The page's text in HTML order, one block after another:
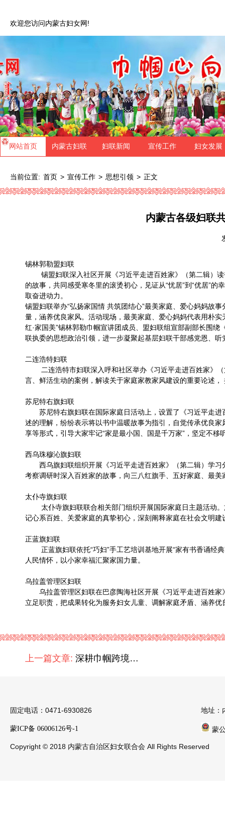
欢迎您访问内蒙古妇女网!
网站首页 内蒙古妇联 妇联新闻 宣传工作 妇女发展
当前位置: 首页 > 宣传工作 > 思想引领 > 正文
内蒙古各级妇联
锡林郭勒盟妇联
锡盟妇联深入社区开展《习近平走进百姓家》（第二辑）读
的故事，共同感受寒冬里的滚烫初心，见证从“忧居”到“优居”
取奋进动力。
锡盟妇联举办“弘扬家国情 共筑团结心”最美家庭、爱心妈妈故
量，涵养优良家风。活动现场，最美家庭、爱心妈妈代表用朴
红·家国美”锡林郭勒巾帼宣讲团成员、盟妇联组宣部副部长围
联执委的思想政治引领，进一步凝聚起基层妇联干部感党恩、
二连浩特妇联
二连浩特市妇联深入呼和社区举办《习近平走进百姓家》（
言、鲜活生动的案例，解读关于家庭家教家风建设的重要论述
苏尼特右旗妇联
苏尼特右旗妇联在国际家庭日活动上，设置了《习近平走进
述的理解，纷纷表示将以书中温暖故事为指引，自觉传承优良
享等形式，引导大家牢记“家是最小国、国是千万家”，坚定不移
西乌珠穆沁旗妇联
西乌旗妇联组织开展《习近平走进百姓家》（第二辑）学习
考察调研时深入百姓家的故事，向三八红旗手、五好家庭、最
太仆寺旗妇联
太仆寺旗妇联联合相关部门组织开展国际家庭日主题活动。
记心系百姓、关爱家庭的真挚初心，深刻阐释家庭在社会文明
正蓝旗妇联
正蓝旗妇联依托“巧妇”手工艺培训基地开展“家有书香诵经典
人民情怀，以小家幸福汇聚家国力量。
乌拉盖管理区妇联
乌拉盖管理区妇联在巴彦陶海社区开展《习近平走进百姓家
立足职责，把成果转化为服务妇女儿童、调解家庭矛盾、涵养优
上一篇文章: 深耕巾帼跨境合作 推进中蒙睦邻友好 ——中国内蒙古自治区妇联2026年6月赴蒙古国医疗义诊与产业交流活动圆满结束
固定电话：0471-6930826 地址：
蒙ICP备 06006126号-1 蒙
Copyright © 2018 内蒙古自治区妇女联合会 All Rights Reserved